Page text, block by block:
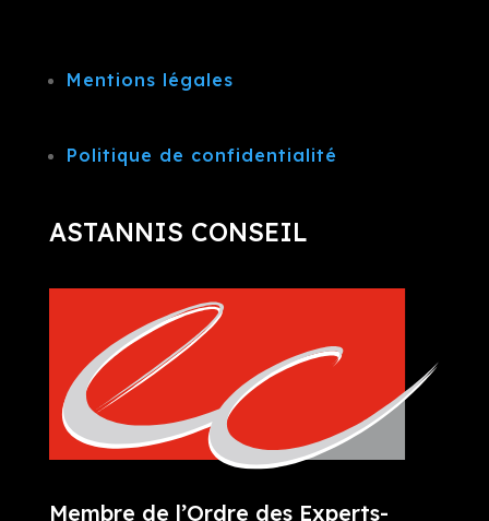
Mentions légales
Politique de confidentialité
ASTANNIS CONSEIL
Membre de l’Ordre des Experts-